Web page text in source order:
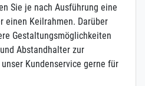
Sie je nach Ausführung eine
einen Keilrahmen. Darüber
Gestaltungsmöglichkeiten
Abstandhalter zur
Kundenservice gerne für